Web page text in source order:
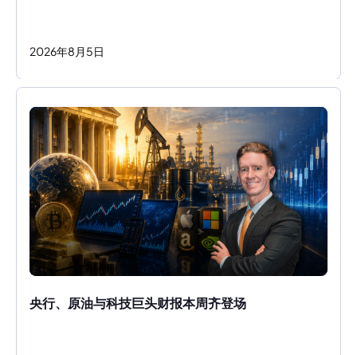
2026年8 月 5日
央行、原油与科技巨头财报本周齐登场